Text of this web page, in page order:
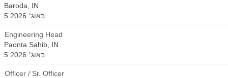
Baroda, IN
5 באוג׳ 2026
Engineering Head
Paonta Sahib, IN
5 באוג׳ 2026
Officer / Sr. Officer